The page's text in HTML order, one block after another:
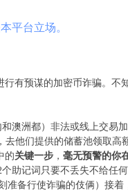
平台立场。
有预谋的加密币诈骗。不
澳洲都）非法或线上交易
他们提供的储蓄池领取高
的关键一步 ， 毫无预警的你
个助记词只要不丢失不给任
备行使诈骗的伎俩）接